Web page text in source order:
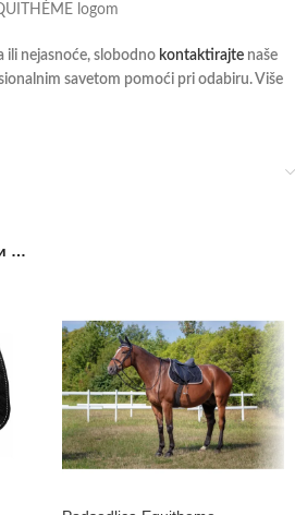
logom
ili nejasnoće, slobodno kontaktirajte naše
savetom pomoći pri odabiru. Više
…